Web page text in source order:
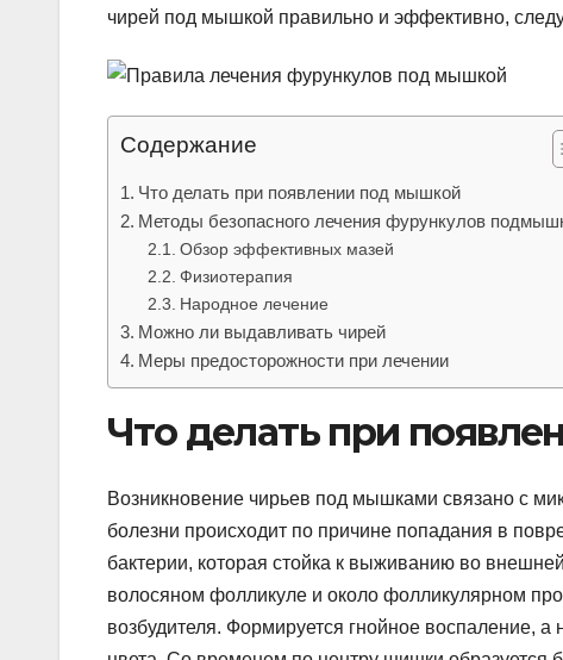
чирей под мышкой правильно и эффективно,
Содержание
Что делать при появлении под мышкой
Методы безопасного лечения фурункулов
Обзор эффективных мазей
Физиотерапия
Народное лечение
Можно ли выдавливать чирей
Меры предосторожности при лечении
Что делать при
Возникновение чирьев под мышками связано с
болезни происходит по причине попадания в
бактерии, которая стойка к выживанию во
волосяном фолликуле и около фолликулярном
возбудителя. Формируется гнойное воспаление,